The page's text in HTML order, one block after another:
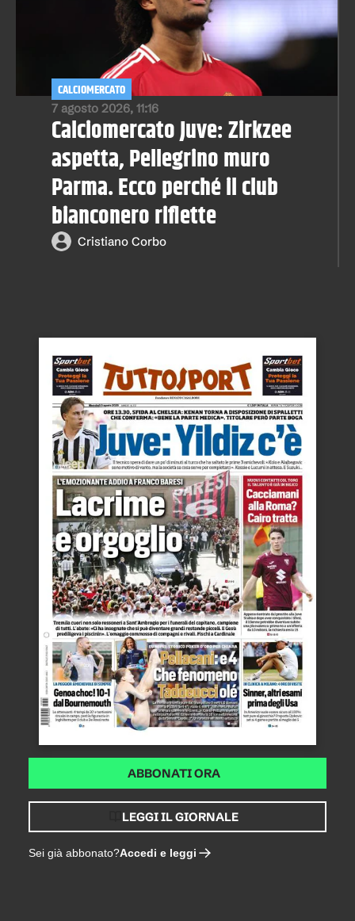
7 agosto 2026, 11:16
CALCIOMERCATO
Calciomercato Juve: Zirkzee
aspetta, Pellegrino muro
Parma. Ecco perché il club
bianconero riflette
Cristiano Corbo
ABBONATI ORA
LEGGI IL GIORNALE
Sei già abbonato?Accedi e leggi